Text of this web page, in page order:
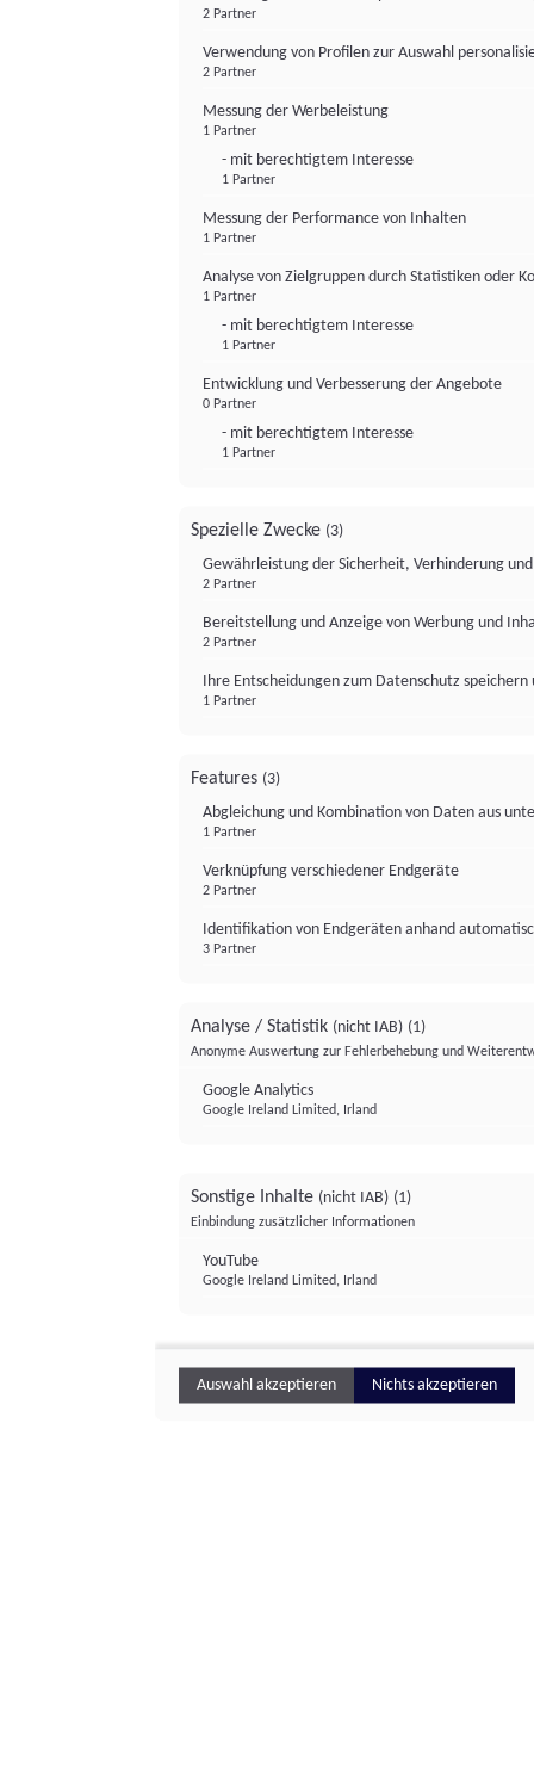
2 Partner
Verwendung von Profilen zur Auswahl
2 Partner
Messung der Werbeleistung
1 Partner
- mit berechtigtem Interesse
1 Partner
Messung der Performance von Inhalten
1 Partner
Analyse von Zielgruppen durch Statistiken oder
1 Partner
- mit berechtigtem Interesse
1 Partner
Entwicklung und Verbesserung der Angebote
0 Partner
- mit berechtigtem Interesse
1 Partner
Spezielle Zwecke (3)
Gewährleistung der Sicherheit, Verhinderung
2 Partner
Bereitstellung und Anzeige von Werbung und
2 Partner
Ihre Entscheidungen zum Datenschutz
1 Partner
Features (3)
Abgleichung und Kombination von Daten aus
1 Partner
Verknüpfung verschiedener Endgeräte
2 Partner
Identifikation von Endgeräten anhand
3 Partner
Analyse / Statistik (nicht IAB) (1)
Anonyme Auswertung zur Fehlerbehebung und
Google Analytics
Google Ireland Limited, Irland
Sonstige Inhalte (nicht IAB) (1)
Einbindung zusätzlicher Informationen
YouTube
Google Ireland Limited, Irland
Auswahl akzeptieren Nichts akzeptieren